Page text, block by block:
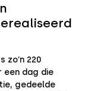
zo’n 220
een dag die
gedeelde